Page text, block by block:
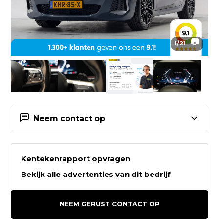
1/21 📷
Neem contact op
Contactgegevens Vaartland.nl
Vaartland.nl
Kentekenrapport opvragen
Bekijk alle advertenties van dit bedrijf
NEEM GERUST CONTACT OP